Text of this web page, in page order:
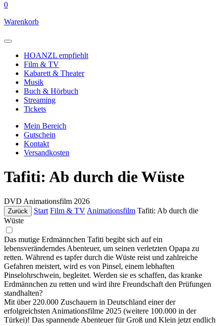
0
Warenkorb
HOANZL empfiehlt
Film & TV
Kabarett & Theater
Musik
Buch & Hörbuch
Streaming
Tickets
Mein Bereich
Gutschein
Kontakt
Versandkosten
Tafiti: Ab durch die Wüste
DVD Animationsfilm 2026
Zurück Start Film & TV Animationsfilm Tafiti: Ab durch die
Wüste
Das mutige Erdmännchen Tafiti begibt sich auf ein
lebensveränderndes Abenteuer, um seinen verletzten Opapa zu
retten. Während es tapfer durch die Wüste reist und zahlreiche
Gefahren meistert, wird es von Pinsel, einem lebhaften
Pinselohrschwein, begleitet. Werden sie es schaffen, das kranke
Erdmännchen zu retten und wird ihre Freundschaft den Prüfungen
standhalten?
Mit über 220.000 Zuschauern in Deutschland einer der
erfolgreichsten Animationsfilme 2025 (weitere 100.000 in der
Türkei)! Das spannende Abenteuer für Groß und Klein jetzt endlich